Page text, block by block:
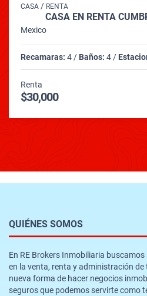
CASA / RENTA
CASA EN RENTA
Mexico
Recamaras: 4 / Baños: 4 /
Renta
$30,000
QUIÉNES SOMOS
En RE Brokers Inmobiliaria
en la venta, renta y administración
nueva forma de hacer negocios
seguros que podemos servirte como